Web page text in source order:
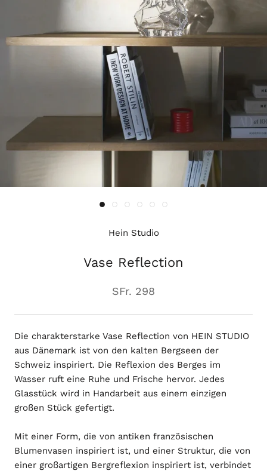
Hein Studio
Vase Reflection
SFr. 298
Die charakterstarke Vase Reflection von HEIN STUDIO
aus Dänemark ist von den kalten Bergseen der
Schweiz inspiriert. Die Reflexion des Berges im
Wasser ruft eine Ruhe und Frische hervor. Jedes
Glasstück wird in Handarbeit aus einem einzigen
großen Stück gefertigt.
Mit einer Form, die von antiken französischen
Blumenvasen inspiriert ist, und einer Struktur, die von
einer großartigen Bergreflexion inspiriert ist, verbindet